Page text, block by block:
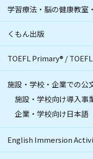
学習療法・脳の健康教室
くもん出版
TOEFL Primary® /
施設・学校・企業での公
施設・学校向け導入事
企業・学校向け日本語
English Immersion